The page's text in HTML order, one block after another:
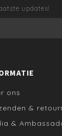
updates!
ons
&
&